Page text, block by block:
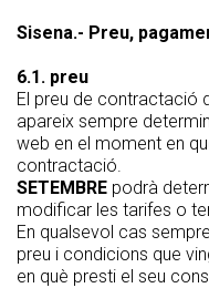
Sisena.- Preu,
6.1. preu
El preu de contractació
apareix sempre
web en el moment en
contractació.
SETEMBRE podrà
modificar les tarifes o
En qualsevol cas
preu i condicions que
en què presti el seu